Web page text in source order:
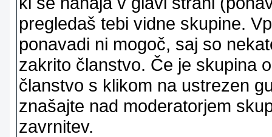
pregledaš tebi vidne skupine.
ponavadi ni mogoč, saj so
zakrito članstvo. Če je skupina
članstvo s klikom na ustrezen
znašajte nad moderatorjem
zavrnitev.